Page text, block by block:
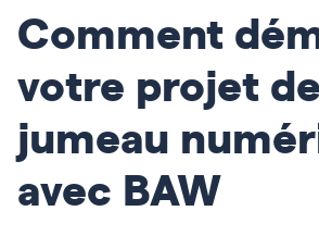
Comment
votre projet de
jumeau
avec BAW